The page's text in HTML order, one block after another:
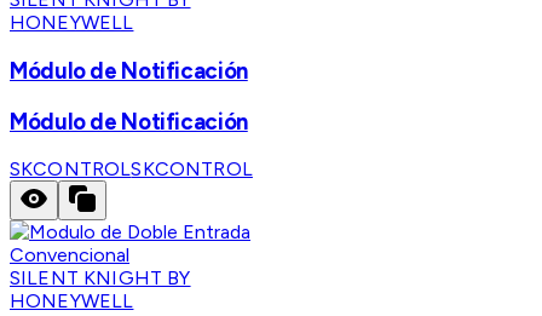
HONEYWELL
Módulo de Notificación
Módulo de Notificación
SKCONTROLSKCONTROL
SILENT KNIGHT BY
HONEYWELL